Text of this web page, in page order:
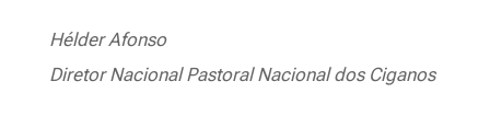
Hélder Afonso
Diretor Nacional Pastoral Nacional dos Ciganos